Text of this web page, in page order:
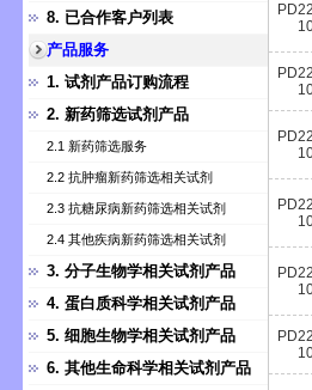
8. 已合作客户列表
产品服务
1. 试剂产品订购流程
2. 新药筛选试剂产品
2.1 新药筛选服务
2.2 抗肿瘤新药筛选相关试剂
2.3 抗糖尿病新药筛选相关试剂
2.4 其他疾病新药筛选相关试剂
3. 分子生物学相关试剂产品
4. 蛋白质科学相关试剂产品
5. 细胞生物学相关试剂产品
6. 其他生命科学相关试剂产品